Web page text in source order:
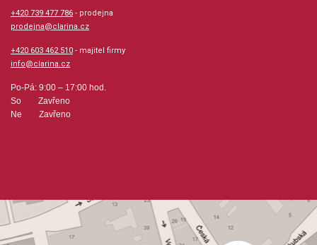
Underwater
Wind Song
+420 739 477 786 - prodejna
prodejna@clarina.cz
+420 603 462 510 - majitel firmy
info@clarina.cz
Po-Pá: 9:00 – 17:00 hod.
So Zavřeno
Ne Zavřeno